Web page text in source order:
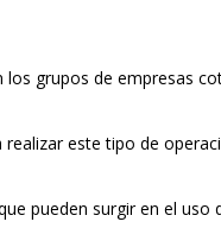
los grupos de empresas
este tipo de
pueden surgir en el uso